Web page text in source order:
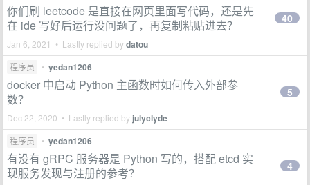
你们刷 leetcode 是直接在网页里面写代码，还是先
在 ide 写好后运行没问题了，再复制粘贴进去？
Jan 6, 2021 • Lastly replied bydatou
40
程序员 • yedan1206
docker 中启动 Python 主函数时如何传入外部参
数？
Dec 22, 2020 • Lastly replied by julyclyde
5
程序员 • yedan1206
有没有 gRPC 服务器是 Python 写的，搭配 etcd 实
现服务发现与注册的参考？
4